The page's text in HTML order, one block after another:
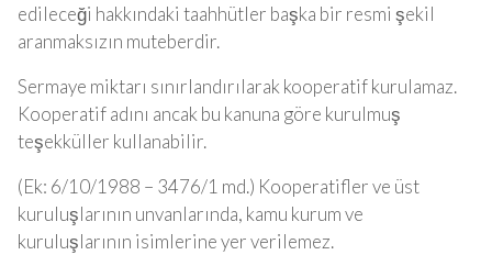
edileceği hakkındaki taahhütler başka bir resmi şekil
aranmaksızın muteberdir.
Sermaye miktarı sınırlandırılarak kooperatif kurulamaz.
Kooperatif adını ancak bu kanuna göre kurulmuş
teşekküller kullanabilir.
(Ek: 6/10/1988 – 3476/1 md.) Kooperatifler ve üst
kuruluşlarının unvanlarında, kamu kurum ve
kuruluşlarının isimlerine yer verilemez.